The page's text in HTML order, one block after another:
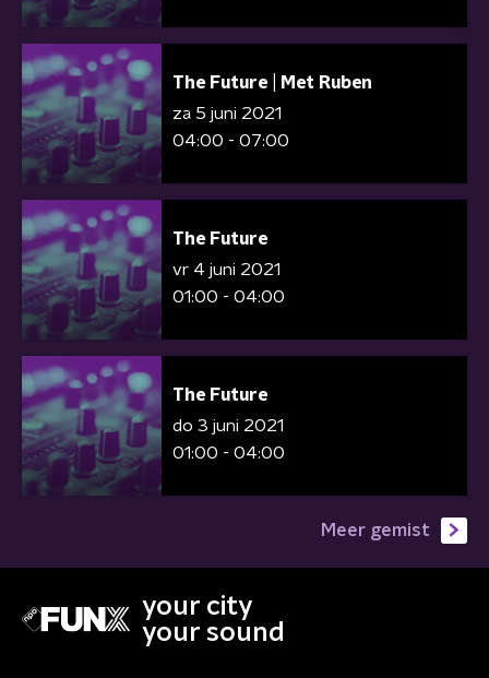
The Future | Met Ruben
za 5 juni 2021
04:00 - 07:00
The Future
vr 4 juni 2021
01:00 - 04:00
The Future
do 3 juni 2021
01:00 - 04:00
Meer gemist
your city
your sound